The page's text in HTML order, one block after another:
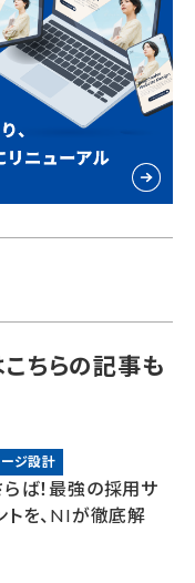
ちらの記事も
ジ設計
らば！最強の採用サ
トを、NIが徹底解